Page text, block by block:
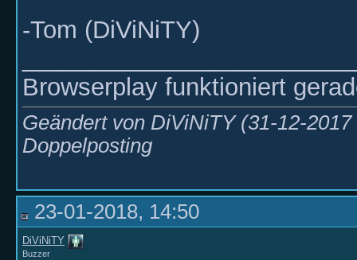
-Tom (DiViNiTY)
Browserplay funktioniert
Geändert von DiViNiTY (31-12-
Doppelposting
23-01-2018, 14:50
DiViNiTY
Buzzer